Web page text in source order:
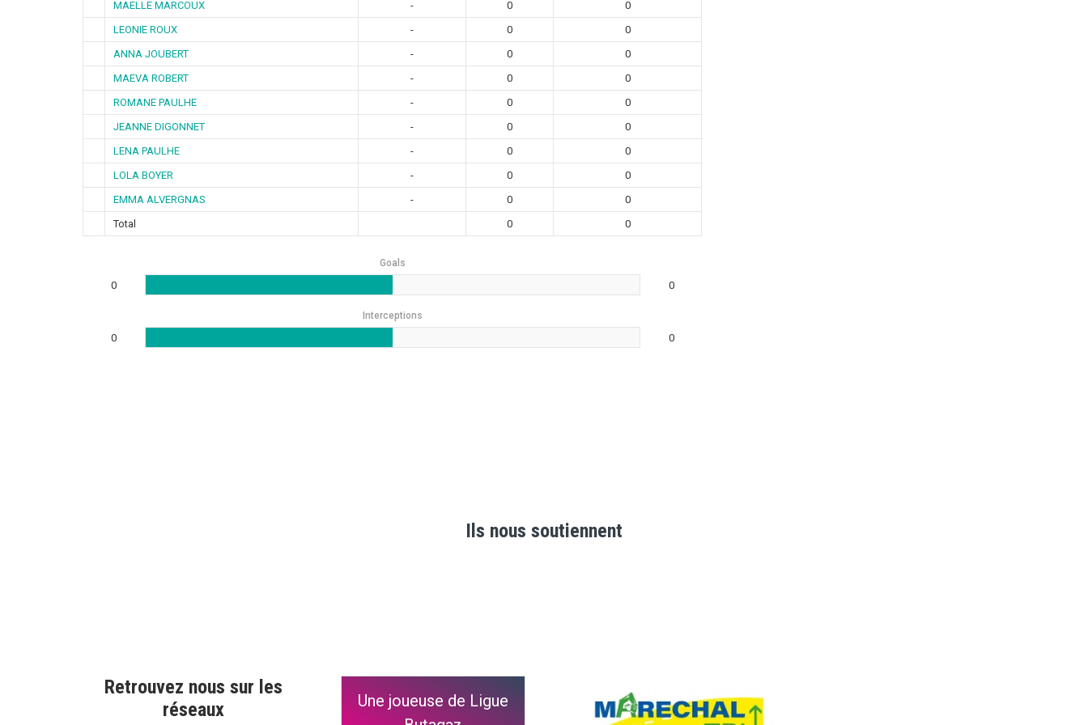
MAELLE MARCOUX
- 0
0
LEONIE ROUX
- 0
0
ANNA JOUBERT
- 0
0
MAEVA ROBERT
- 0
0
ROMANE PAULHE
- 0
0
JEANNE DIGONNET
- 0
0
LENA PAULHE
- 0
0
LOLA BOYER
- 0
0
EMMA ALVERGNAS
- 0
0
Total
0 0
Goals
0 0
Interceptions
0 0
Ils nous soutiennent
Retrouvez nous sur les
réseaux
Une joueuse de Ligue